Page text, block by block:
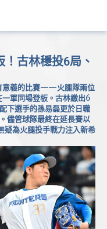
古林穩投6局、
意義的比賽——火腿隊兩位
軍同場登板。古林繳出6
下選手的孫易磊更於日職
儘管球隊最終在延長賽以
疑為火腿投手戰力注入新希